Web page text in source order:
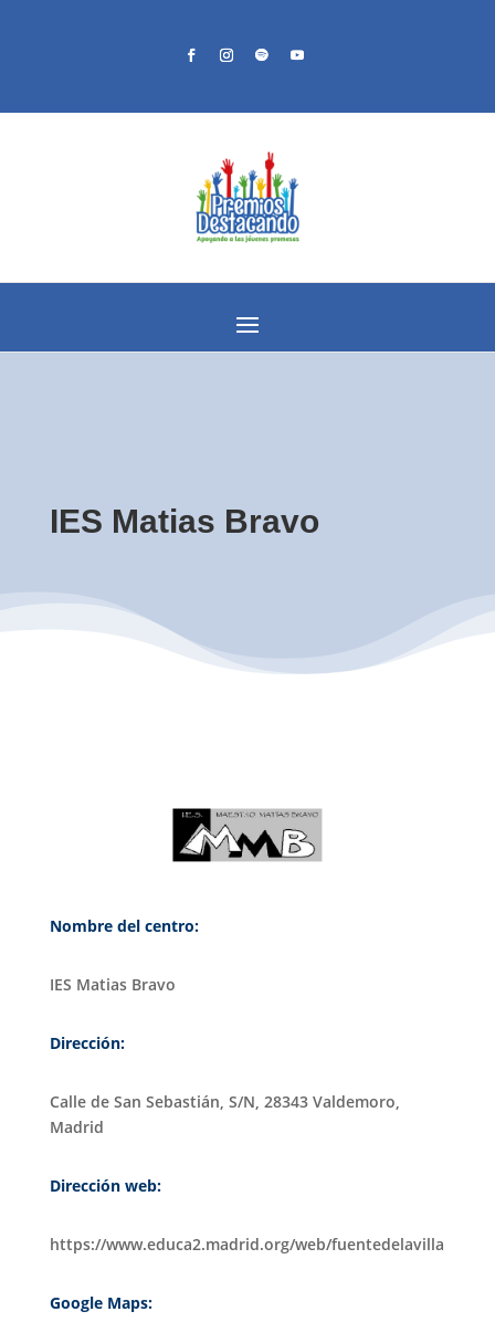
IES Matias Bravo
Nombre del centro:
IES Matias Bravo
Dirección:
Calle de San Sebastián, S/N, 28343 Valdemoro,
Madrid
Dirección web:
https://www.educa2.madrid.org/web/fuentedelavilla
Google Maps: